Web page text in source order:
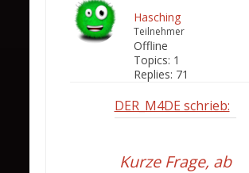
Hasching
Teilnehmer
Offline
Topics: 1
Replies: 71
DER_M4DE schrieb:
Kurze Frage, ab